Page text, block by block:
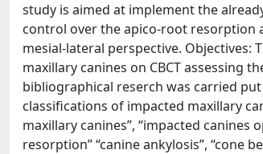
study is aimed at implement the
control over the apico-root resorption
mesial-lateral perspective. Objectives:
maxillary canines on CBCT assessing
bibliographical reserch was carried
classifications of impacted maxillary
maxillary canines”, “impacted canines
resorption” “canine ankylosis”, “cone